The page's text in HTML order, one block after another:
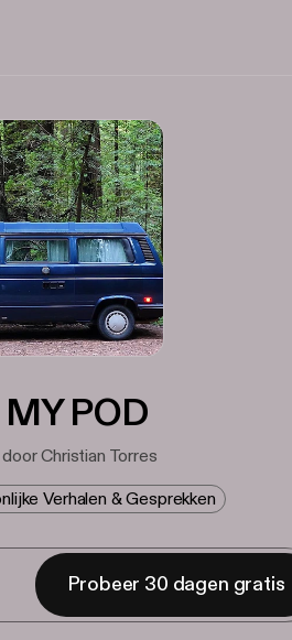
POD
Christian Torres
Verhalen & Gesprekken
Probeer 30 dagen gratis